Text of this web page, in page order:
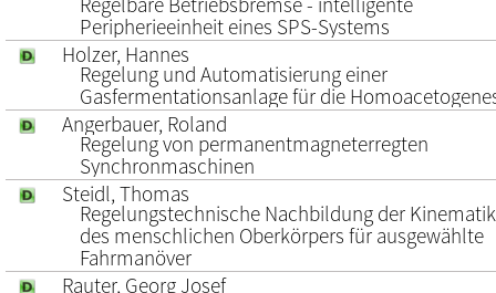
Peripherieeinheit eines SPS-Systems
Holzer, Hannes
Regelung und Automatisierung einer
Gasfermentationsanlage für die
Angerbauer, Roland
Regelung von permanentmagneterregten
Synchronmaschinen
Steidl, Thomas
Regelungstechnische Nachbildung der Kinematik
des menschlichen Oberkörpers für ausgewählte
Fahrmanöver
Rauter, Georg Josef